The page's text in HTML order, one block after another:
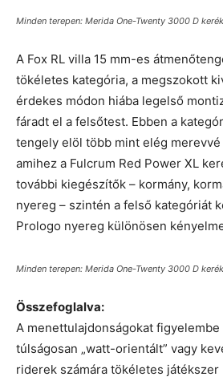
Minden terepen: Merida One-Twenty 3000 D
A Fox RL villa 15 mm-es
tökéletes kategória, a megszokott
érdekes módon hiába legelső
fáradt el a felsőtest. Ebben a
tengely elöl több mint elég
amihez a Fulcrum Red Power XL
további kiegészítők – kormány,
nyereg – szintén a felső kategóriát
Prologo nyereg különösen
Minden terepen: Merida One-Twenty 3000 D
Összefoglalva:
A menettulajdonságokat figyelembe
túlságosan „watt-orientált” vagy
riderek számára tökéletes játékszer